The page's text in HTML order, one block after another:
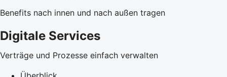
Benefits nach innen und nach außen tragen
Digitale Services
Verträge und Prozesse einfach verwalten